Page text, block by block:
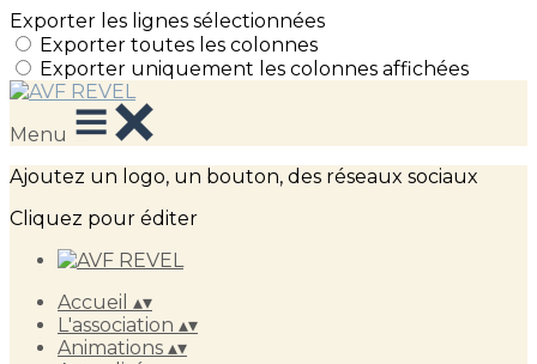
Exporter les lignes sélectionnées
Exporter toutes les colonnes
Exporter uniquement les colonnes affichées
Menu
Ajoutez un logo, un bouton, des réseaux sociaux
Cliquez pour éditer
Accueil ▴▾
L'association ▴▾
Animations ▴▾